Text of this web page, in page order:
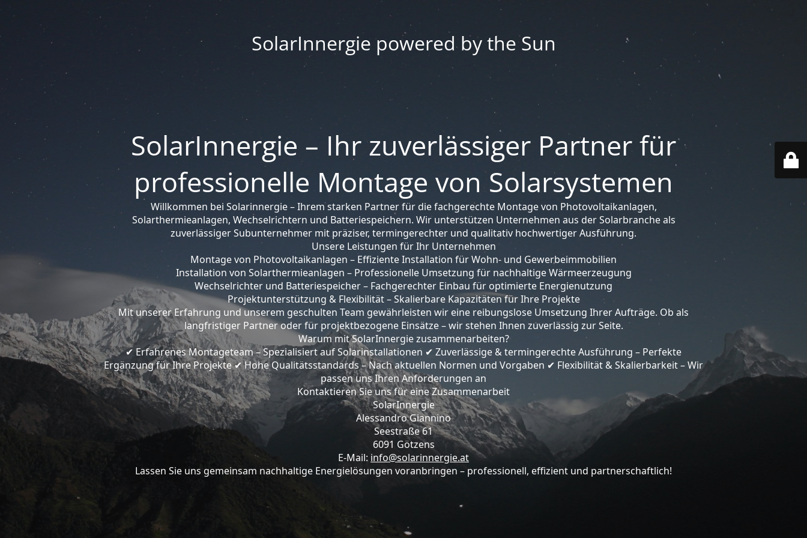
SolarInnergie powered by the Sun
SolarInnergie – Ihr zuverlässiger Partner für
professionelle Montage von Solarsystemen
Willkommen bei Solarinnergie – Ihrem starken Partner für die fachgerechte Montage von Photovoltaikanlagen,
Solarthermieanlagen, Wechselrichtern und Batteriespeichern. Wir unterstützen Unternehmen aus der Solarbranche als
zuverlässiger Subunternehmer mit präziser, termingerechter und qualitativ hochwertiger Ausführung.
Unsere Leistungen für Ihr Unternehmen
Montage von Photovoltaikanlagen – Effiziente Installation für Wohn- und Gewerbeimmobilien
Installation von Solarthermieanlagen – Professionelle Umsetzung für nachhaltige Wärmeerzeugung
Wechselrichter und Batteriespeicher – Fachgerechter Einbau für optimierte Energienutzung
Projektunterstützung & Flexibilität – Skalierbare Kapazitäten für Ihre Projekte
Mit unserer Erfahrung und unserem geschulten Team gewährleisten wir eine reibungslose Umsetzung Ihrer Aufträge. Ob als
langfristiger Partner oder für projektbezogene Einsätze – wir stehen Ihnen zuverlässig zur Seite.
Warum mit SolarInnergie zusammenarbeiten?
✔ Erfahrenes Montageteam – Spezialisiert auf Solarinstallationen ✔ Zuverlässige & termingerechte Ausführung – Perfekte
Ergänzung für Ihre Projekte✔Hohe Qualitätsstandards – Nach aktuellen Normen und Vorgaben ✔ Flexibilität & Skalierbarkeit – Wir
passen uns Ihren Anforderungen an
Kontaktieren Sie uns für eine Zusammenarbeit
SolarInnergie
Alessandro Giannino
Seestraße 61
6091 Götzens
E-Mail: info@solarinnergie.at
Lassen Sie uns gemeinsam nachhaltige Energielösungen voranbringen – professionell, effizient und partnerschaftlich!